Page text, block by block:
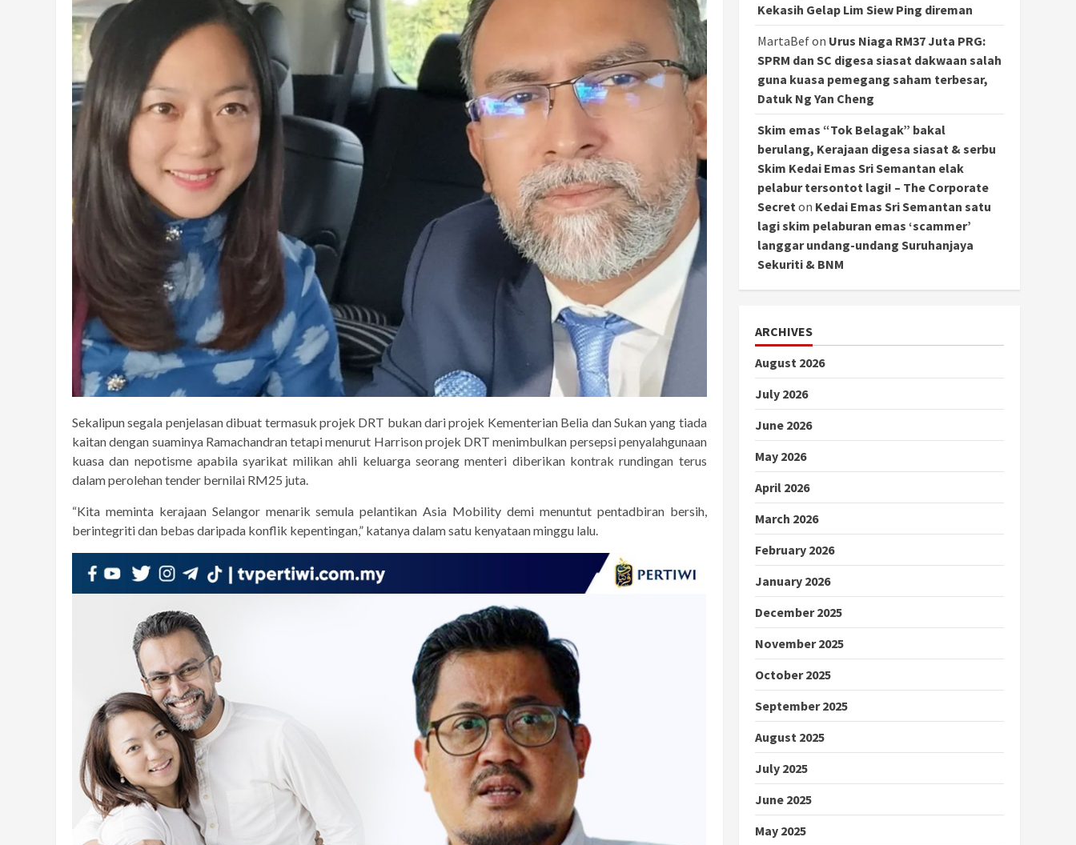
Sekalipun segala penjelasan dibuat termasuk projek DRT bukan dari projek Kementerian Belia dan Sukan yang tiada
kaitan dengan suaminya Ramachandran tetapi menurut Harrison projek DRT menimbulkan persepsi penyalahgunaan
kuasa dan nepotisme apabila syarikat milikan ahli keluarga seorang menteri diberikan kontrak rundingan terus
dalam perolehan tender bernilai RM25 juta.
“Kita meminta kerajaan Selangor menarik semula pelantikan Asia Mobility demi menuntut pentadbiran bersih,
berintegriti dan bebas daripada konflik kepentingan,” katanya dalam satu kenyataan minggu lalu.
Kekasih Gelap Lim Siew Ping direman
MartaBefon Urus Niaga RM37 Juta PRG:
SPRM dan SC digesa siasat dakwaan salah
guna kuasa pemegang saham terbesar,
Datuk Ng Yan Cheng
Skim emas “Tok Belagak” bakal
berulang, Kerajaan digesa siasat & serbu
Skim Kedai Emas Sri Semantan elak
pelabur tersontot lagi! – The Corporate
Secret on Kedai Emas Sri Semantan satu
lagi skim pelaburan emas ‘scammer’
langgar undang-undang Suruhanjaya
Sekuriti & BNM
ARCHIVES
August 2026
July 2026
June 2026
May 2026
April 2026
March 2026
February 2026
January 2026
December 2025
November 2025
October 2025
September 2025
August 2025
July 2025
June 2025
May 2025